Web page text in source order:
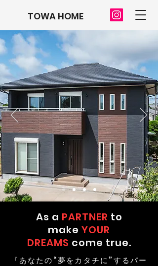
TOWA HOME
As a PARTNER to
make YOUR
DREAMS come true.
『あなたの“夢をカタチに”するパー